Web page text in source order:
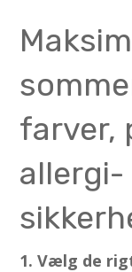
farver,
allergi-
1. Vælg de